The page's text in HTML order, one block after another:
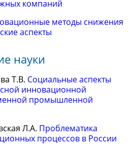
компаний
методы снижения
аспекты
науки
Т.В. Социальные аспекты
инновационной
промышленной
Л.А. Проблематика
процессов в России